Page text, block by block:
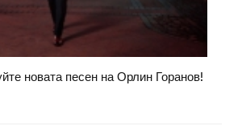
новата песен на Орлин Горанов!